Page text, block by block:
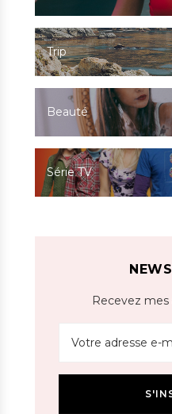
Trip
Beauté
Série TV
Recevez mes